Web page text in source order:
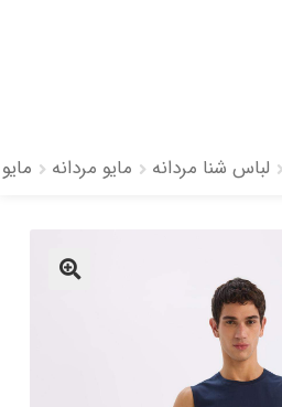
لباس شنا مردانه مایو مردانه